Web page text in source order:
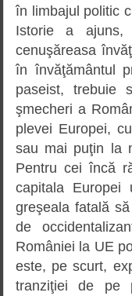
în limbajul politic
Istorie a ajuns,
cenuşăreasa
în învăţământul
paseist, trebuie
şmecheri a
plevei Europei,
sau mai puţin la
Pentru cei încă
capitala Europei
greşeala fatală
de
României la UE
este, pe scurt,
tranziţiei de pe